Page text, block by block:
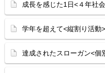
成長を感じた1日<４年社
学年を超えて<縦割り活動>
達成されたスローガン<個